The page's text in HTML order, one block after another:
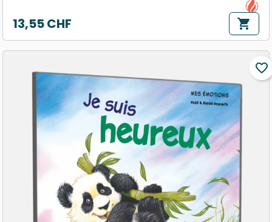
Prix
13,55 CHF shopping_cart
favorite_border